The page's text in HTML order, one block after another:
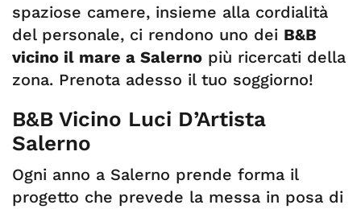
spaziose camere, insieme alla cordialità
del personale, ci rendono uno dei B&B
vicino il mare a Salerno più ricercati della
zona. Prenota adesso il tuo soggiorno!
B&B Vicino Luci D’Artista
Salerno
Ogni anno a Salerno prende forma il
progetto che prevede la messa in posa di